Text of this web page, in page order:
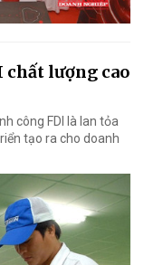
chất lượng cao
công FDI là lan tỏa
tạo ra cho doanh